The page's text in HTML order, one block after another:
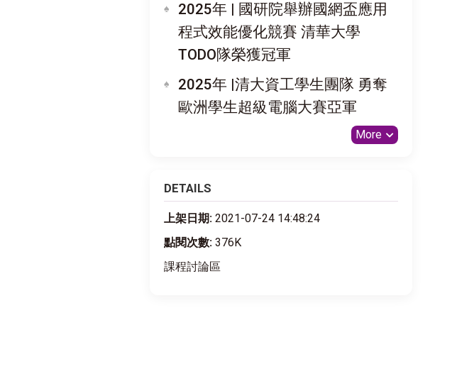
2025年 | 國研院舉辦國網盃應用
程式效能優化競賽 清華大學
TODO隊榮獲冠軍
2025年 |清大資工學生團隊 勇奪
歐洲學生超級電腦大賽亞軍
More
DETAILS
上架日期: 2021-07-24 14:48:24
點閱次數: 376K
課程討論區